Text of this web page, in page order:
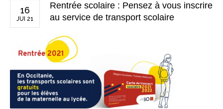
16
JUI 21
Rentrée scolaire : Pensez à vous inscrire
au service de transport scolaire